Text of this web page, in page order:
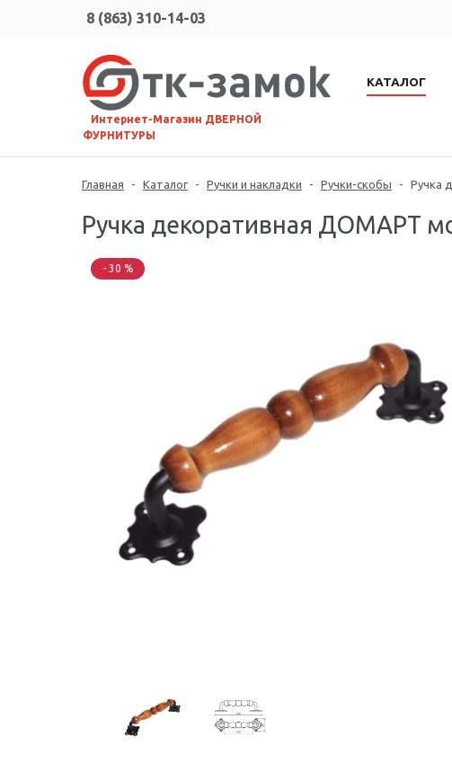
8 (863) 310-14-03
⠀Интернет-Магазин ДВЕРНОЙ
ФУРНИТУРЫ
КАТАЛОГ
Главная - Каталог - Ручки и накладки - Ручки-скобы - Ручка
Ручка декоративная ДОМАРТ
- 30 %